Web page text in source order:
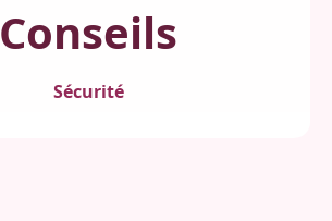
Conseils
Sécurité